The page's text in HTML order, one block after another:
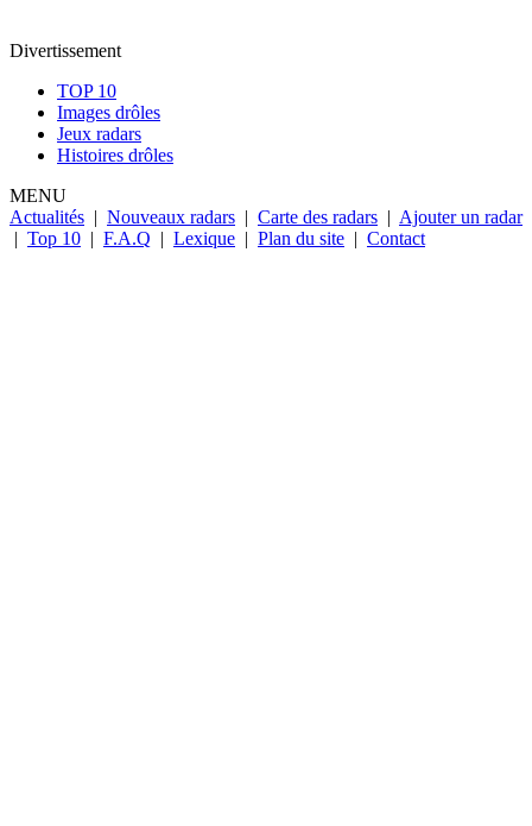
Divertissement
TOP 10
Images drôles
Jeux radars
Histoires drôles
MENU
Actualités | Nouveaux radars | Carte des radars | Ajouter un radar
| Top 10 | F.A.Q | Lexique | Plan du site | Contact